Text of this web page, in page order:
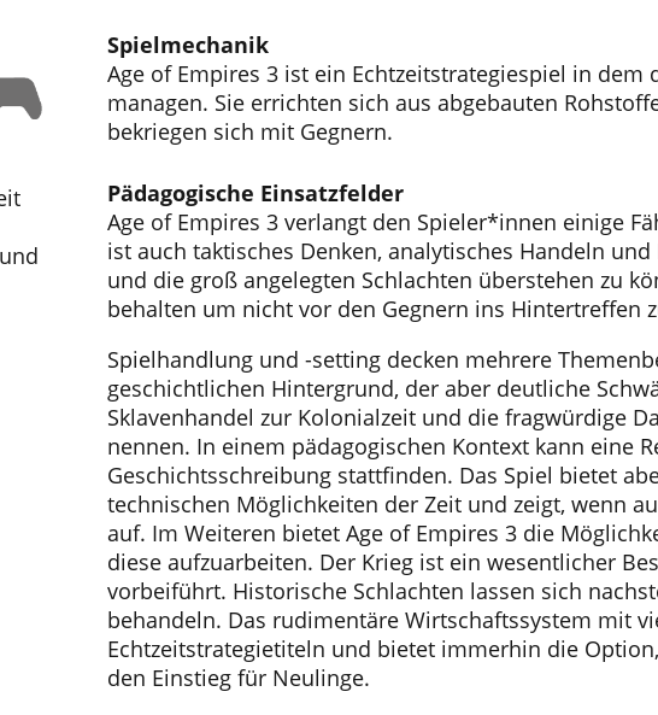
Spielmechanik
Age of Empires 3 ist ein Echtzeitstrategiespiel in
managen. Sie errichten sich aus abgebauten
bekriegen sich mit Gegnern.
Pädagogische Einsatzfelder
Age of Empires 3 verlangt den Spieler*innen einige
ist auch taktisches Denken, analytisches Handeln
und die groß angelegten Schlachten überstehen zu
behalten um nicht vor den Gegnern ins Hintertreffen
Spielhandlung und -setting decken mehrere
geschichtlichen Hintergrund, der aber deutliche
Sklavenhandel zur Kolonialzeit und die fragwürdige
nennen. In einem pädagogischen Kontext kann eine
Geschichtsschreibung stattfinden. Das Spiel bietet
technischen Möglichkeiten der Zeit und zeigt, wenn
auf. Im Weiteren bietet Age of Empires 3 die
diese aufzuarbeiten. Der Krieg ist ein wesentlicher
vorbeiführt. Historische Schlachten lassen sich
behandeln. Das rudimentäre Wirtschaftssystem mit
Echtzeitstrategietiteln und bietet immerhin die
den Einstieg für Neulinge.